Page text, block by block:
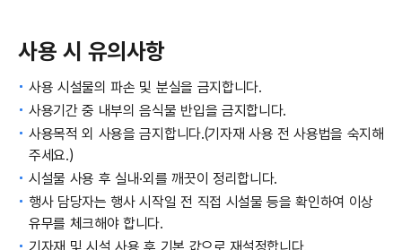
사용 시 유의사항
사용 시설물의 파손 및 분실을 금지합니다.
사용기간 중 내부의 음식물 반입을 금지합니다.
사용목적 외 사용을 금지합니다.(기자재 사용 전 사용법을 숙지해
주세요.)
시설물 사용 후 실내·외를 깨끗이 정리합니다.
행사 담당자는 행사 시작일 전 직접 시설물 등을 확인하여 이상
유무를 체크해야 합니다.